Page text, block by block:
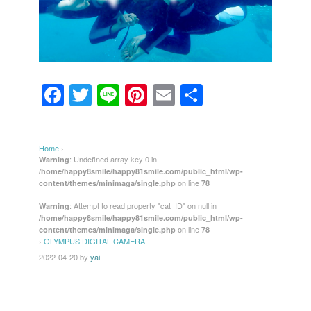
F
a
e
b
o
o
k
T
wi
er
Li
n
Pi
nt
e
st
E
m
Home ›
Warning: Undefined array key 0 in
/home/happy8smile/happy81smile.com/public_html/wp-
content/themes/minimaga/single.php on line 78
Warning: Attempt to read property "cat_ID" on null in
/home/happy8smile/happy81smile.com/public_html/wp-
content/themes/minimaga/single.php on line 78
› OLYMPUS DIGITAL CAMERA
2022-04-20by yai